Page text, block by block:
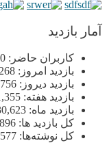
آمار بازدید
کاربران حاضر: 0
بازدید امروز:
بازدید دیروز:
بازدید هفته:
بازدید ماه:
کل بازدید ها:
کل نوشته‌ها: 577